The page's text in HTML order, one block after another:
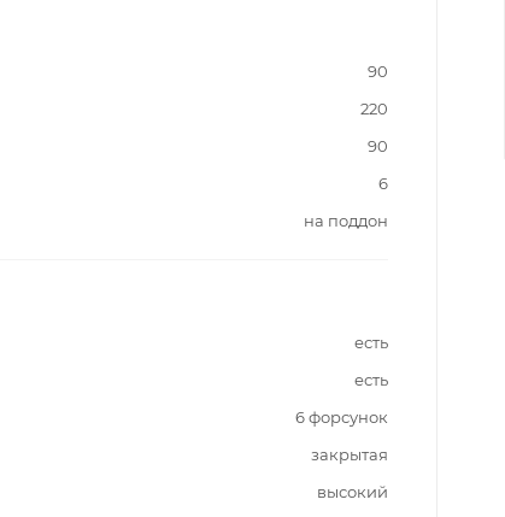
90
220
90
6
на поддон
есть
есть
6 форсунок
закрытая
высокий